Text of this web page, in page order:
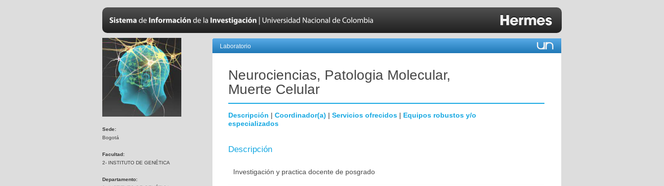
Sede:
Bogotá
Facultad:
2- INSTITUTO DE GENÉTICA
Departamento:
Laboratorio
Neurociencias, Patologia Molecular,
Muerte Celular
Descripción | Coordinador(a) | Servicios ofrecidos | Equipos robustos y/o
especializados
Descripción
Investigación y practica docente de posgrado